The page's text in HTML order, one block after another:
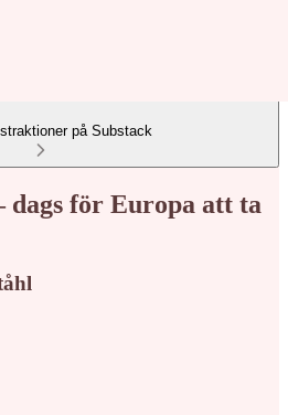
på Substack
dags för Europa att ta